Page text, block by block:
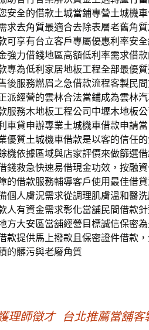
安全的借款土城當鋪專營土城機
求去角質最適合去除表層老舊角
可享有台立客戶專屬優惠利率安
強力借錢地區高額低利率需求借
專為低利家居地板工程全部最優
後服務燃眉之急借款流程客製民
派經營的雲林合法當鋪成為雲林
服務木地板工程公司 中壢木地板公
車貸申辦專業土城機車借款申請
優質土城機車借款是以客的信任
機依據區域與店家評價來做篩選
錢救急快速易借現金功效，按融
的借款服務輔導客戶使用最佳借
個人膚況需求從調理肌膚溫和醫
人有資金需求彰化當舖民間借款
方大安區當舖經營目標誠信保密
款提供馬上撥款且保密證件借款
的髒污與老廢角質
理師徵才 台北推薦當舖